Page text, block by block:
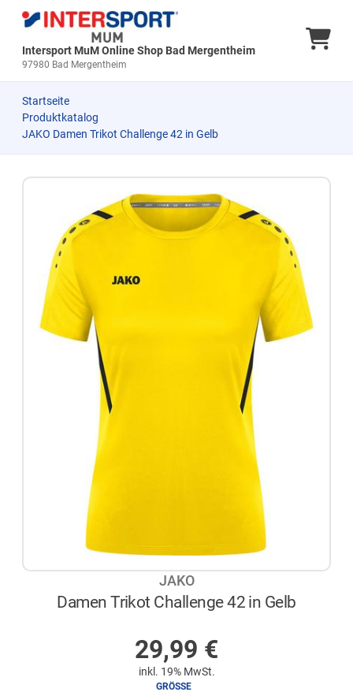
Intersport MuM Online Shop Bad Mergentheim
97980 Bad Mergentheim
Startseite
Produktkatalog
JAKO Damen Trikot Challenge 42 in Gelb
JAKO
Damen Trikot Challenge 42 in Gelb
29,99 €
inkl. 19% MwSt.
GRÖSSE